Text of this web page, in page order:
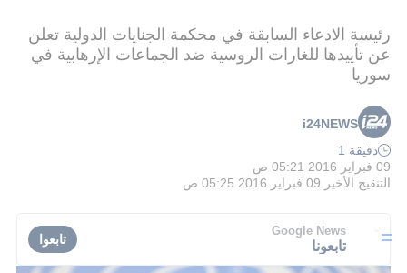
رئيسة الادعاء السابقة في محكمة الجنايات الدولية تعلن
عن تأييدها للغارات الروسية ضد الجماعات الإرهابية في
سوريا
i24NEWS
دقيقة 1
09 فبراير 2016 05:21 ص
التنقيح الأخير 09 فبراير 2016 05:25 ص
Google News
تابعونا تابعوا